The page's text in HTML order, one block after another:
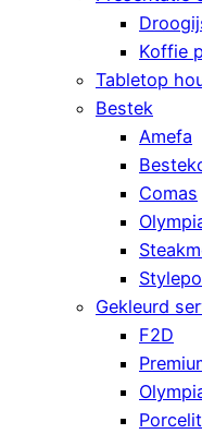
Koffie
Tabletop
Bestek
Amefa
Comas
Gekleurd
F2D